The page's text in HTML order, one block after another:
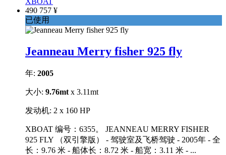
490 757 ¥
已使用
Jeanneau Merry fisher 925 fly
年: 2005
大小: 9.76mt x 3.11mt
发动机: 2 x 160 HP
XBOAT 编号：6355。 JEANNEAU MERRY FISHER
925 FLY （双引擎版） - 驾驶室及飞桥驾驶 - 2005年 - 全
长：9.76 米 - 船体长：8.72 米 - 船宽：3.11 米 - ...